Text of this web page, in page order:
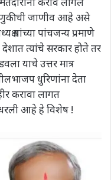
जाणीव आहे असे
यांच्या पांचजन्य प्रमाणे
त्यांचे सरकार होते तर
याचे उत्तर मात्र
धुरिणांना देता
करावा लागत
आहे हे विशेष !